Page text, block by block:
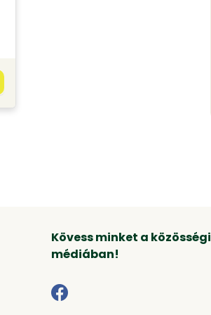
Kövess minket a közösségi
médiában!